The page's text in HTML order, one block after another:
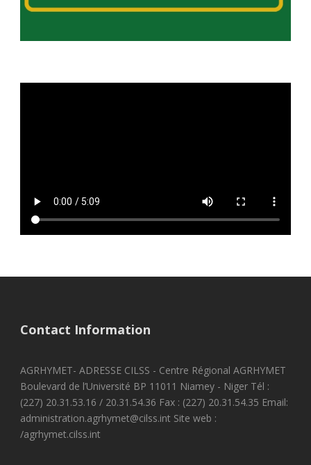
Contact Information
AGRHYMET- ADRESSE CILSS - Centre Régional AGRHYMET
Boulevard de l’Université BP 11011 Niamey - Niger Tél :
(227) 20.31.53.16 / 20.31.54.36 Fax : (227) 20.31.54.35 Email:
administration.agrhymet@cilss.int Site web :
/agrhymet.cilss.int